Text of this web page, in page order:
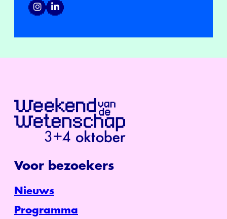
Voor bezoekers
Nieuws
Programma